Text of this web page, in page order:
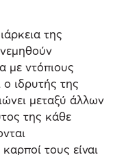
της
με ντόπιους
ιδρυτής της
μεταξύ άλλων
της κάθε
τους είναι